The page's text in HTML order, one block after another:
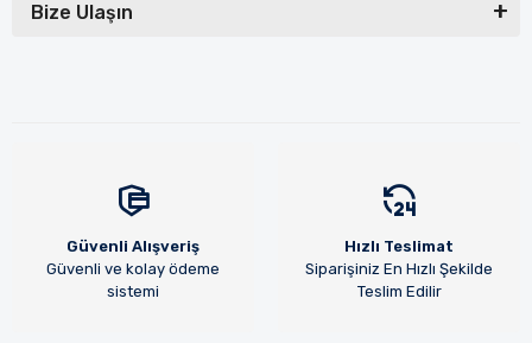
Bize Ulaşın
Güvenli Alışveriş
Güvenli ve kolay ödeme
sistemi
Hızlı Teslimat
Siparişiniz En Hızlı Şekilde
Teslim Edilir